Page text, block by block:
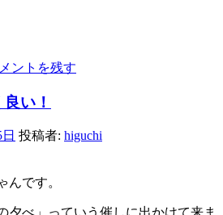
ントを残す
い！
投稿者: higuchi
んです。